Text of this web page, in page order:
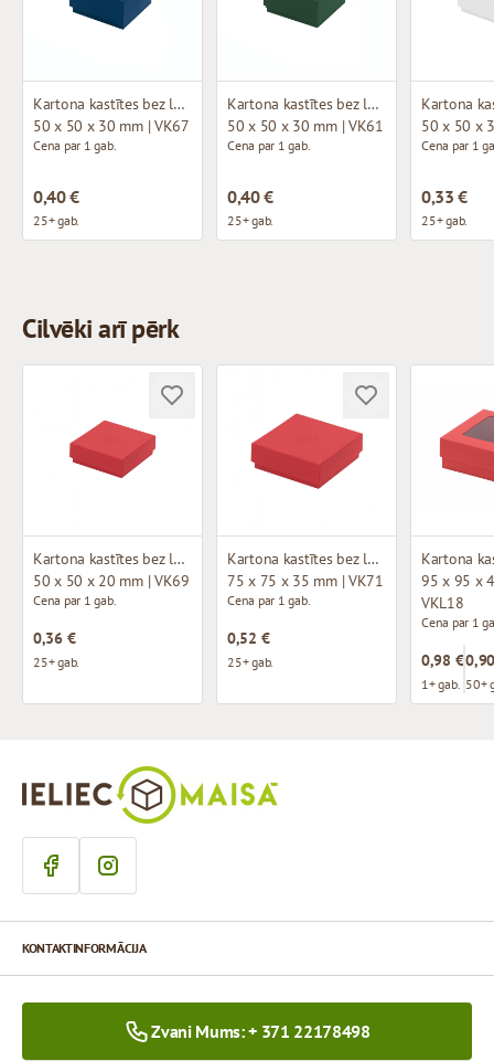
Kartona kastītes bez loga
50 x 50 x 30 mm | VK67
Cena par 1 gab.
0,40 €
25+ gab.
Kartona kastītes bez loga
50 x 50 x 30 mm | VK61
Cena par 1 gab.
0,40 €
25+ gab.
50 x 50 x
Cena par 1
0,33 €
25+ gab.
Cilvēki arī pērk
Kartona kastītes bez loga
50 x 50 x 20 mm | VK69
Cena par 1 gab.
0,36 €
25+ gab.
Kartona kastītes bez loga
75 x 75 x 35 mm | VK71
Cena par 1 gab.
0,52 €
25+ gab.
Kartona
95 x 95 x
VKL18
Cena par 1
0,98 €
1+ gab. 50+
KONTAKTINFORMĀCIJA
Zvani Mums: + 371 22178498